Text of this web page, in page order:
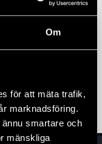
Om
för att mäta trafik,
marknadsföring.
smartare och
mänskliga
i lagen om